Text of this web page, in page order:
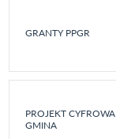
GRANTY PPGR
PROJEKT CYFROWA
GMINA